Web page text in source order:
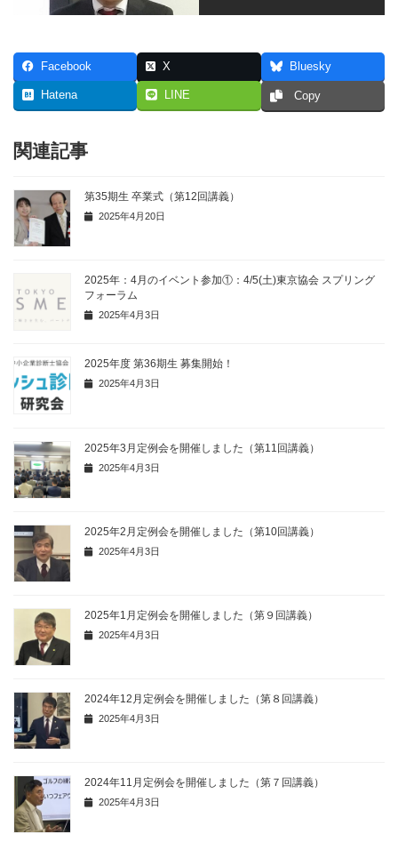
Facebook X Bluesky
Hatena LINE Copy
関連記事
第35期生 卒業式（第12回講義）
2025年4月20日
2025年：4月のイベント参加①：4/5(土)東京協会 スプリング
フォーラム
2025年4月3日
2025年度 第36期生 募集開始！
2025年4月3日
2025年3月定例会を開催しました（第11回講義）
2025年4月3日
2025年2月定例会を開催しました（第10回講義）
2025年4月3日
2025年1月定例会を開催しました（第９回講義）
2025年4月3日
2024年12月定例会を開催しました（第８回講義）
2025年4月3日
2024年11月定例会を開催しました（第７回講義）
2025年4月3日